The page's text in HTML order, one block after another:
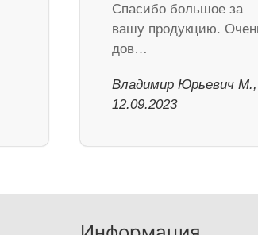
Спасибо большое за
вашу продукцию.
дов…
Владимир Юрьевич М.,
12.09.2023